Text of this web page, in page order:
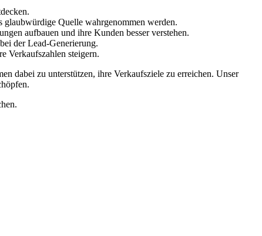
glaubwürdige Quelle wahrgenommen werden.
aufbauen und ihre Kunden besser verstehen.
der Lead-Generierung.
Verkaufszahlen steigern.
dabei zu unterstützen, ihre Verkaufsziele zu erreichen. Unser